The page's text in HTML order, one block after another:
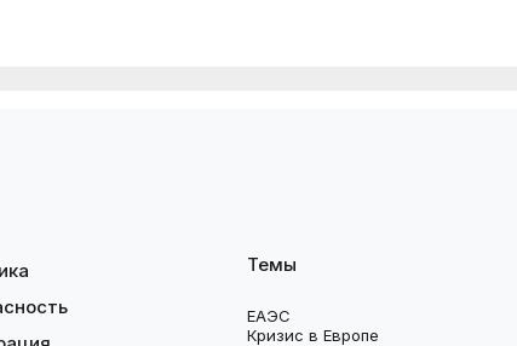
Темы
ЕАЭС
Кризис в Европе